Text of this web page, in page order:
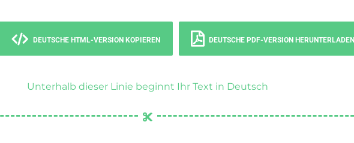
DEUTSCHE HTML-VERSION KOPIEREN DEUTSCHE PDF-VERSION HERUNTERLADEN
Unterhalb dieser Linie beginnt Ihr Text in Deutsch